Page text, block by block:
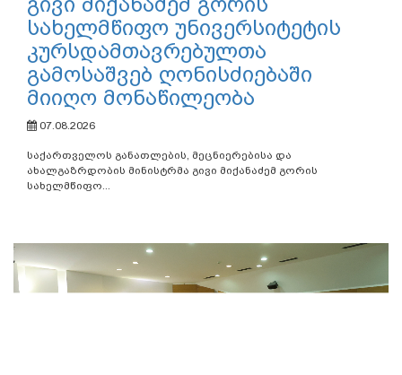
სახელმწიფო უნივერსიტეტის
კურსდამთავრებულთა
გამოსაშვებ ღონისძიებაში
მიიღო მონაწილეობა
07.08.2026
საქართველოს განათლების, მეცნიერებისა და
ახალგაზრდობის მინისტრმა გივი მიქანაძემ გორის
სახელმწიფო...